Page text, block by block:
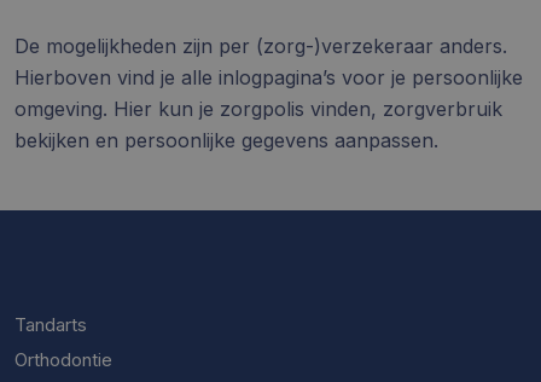
De mogelijkheden zijn per (zorg-)verzekeraar anders.
Hierboven vind je alle inlogpagina’s voor je persoonlijke
omgeving. Hier kun je zorgpolis vinden, zorgverbruik
bekijken en persoonlijke gegevens aanpassen.
Tandarts
Orthodontie